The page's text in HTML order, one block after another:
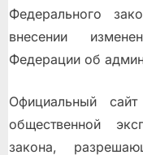
Федерального
внесении
Федерации об
Официальный
общественной
закона,